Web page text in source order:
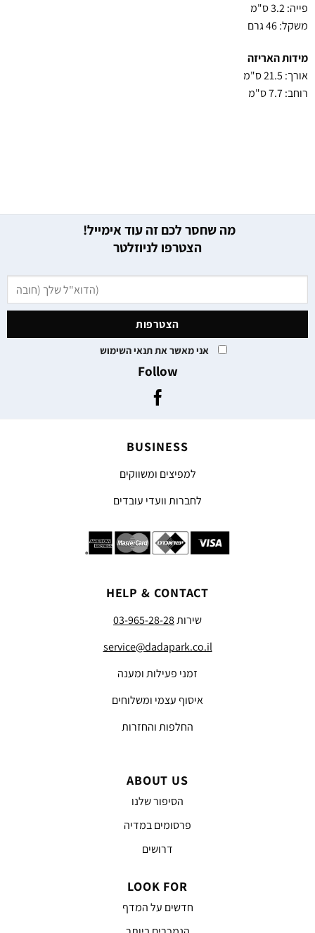
פייה: 3.2 ס"מ
משקל: 46 גרם
מידות האריזה
אורך: 21.5 ס"מ
רוחב: 7.7 ס"מ
מה שחסר לכם זה עוד אימייל!
הצטרפו לניוזלטר
אני מאשר את תנאי השימוש
Follow
BUSINESS
למפיצים ומשווקים
לחברות וועדי עובדים
HELP & CONTACT
שירות03-965-28-28
service@dadapark.co.il
זמני פעילות ומענה
איסוף עצמי ומשלוחים
החלפות והחזרות
ABOUT US
הסיפור שלנו
פרסומים במדיה
דרושים
LOOK FOR
חדשים על המדף